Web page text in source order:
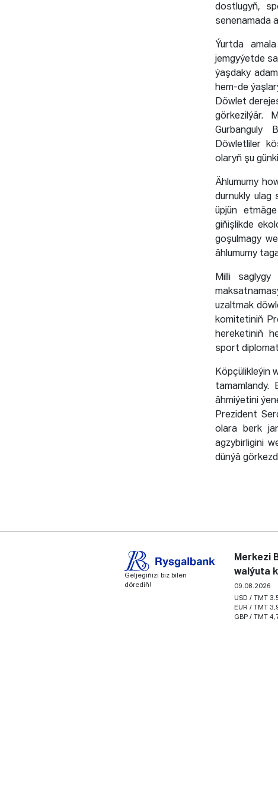
dostlugyň,
senenamada
Ýurtda
jemgyýetde
ýaşdaky
hem-de
Döwlet
görkezilýär.
Gurbanguly
Döwletliler
olaryň şu
Ählumumy
durnukly ulag
üpjün
giňişlikde
goşulmagy
ählumumy
Milli saglygy
uzaltmak
komitetiniň
hereketiniň
sport
Köpçülikleýin
tamamlandy.
ähmiýetini
Prezident
olara berk
agzybirligini
dünýä
Geljegiňizi biz bilen
dörediň!
Merkezi
walýuta
09.08.2026
USD / TMT
EUR / TMT
GBP / TMT